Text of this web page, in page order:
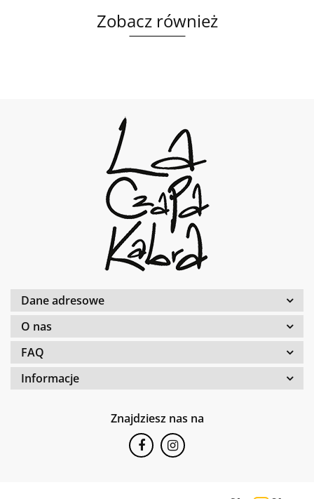
Zobacz również
Dane adresowe
O nas
FAQ
Informacje
Znajdziesz nas na